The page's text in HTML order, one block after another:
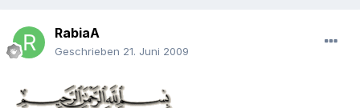
RabiaA
Geschrieben 21. Juni 2009